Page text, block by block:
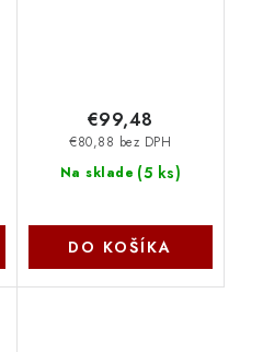
Na sklade (5 ks)
€80,88 bez DPH
€99,48
DO KOŠÍKA